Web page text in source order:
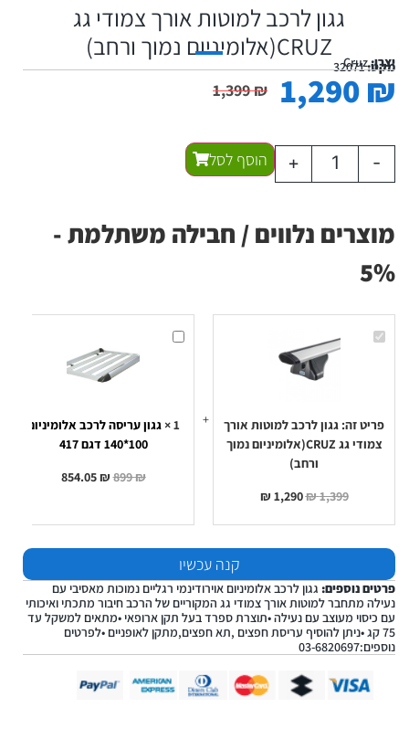
גגון לרכב למוטות אורך צמודי גג
CRUZ(אלומיניום נמוך ורחב)
יצרן:Cruzמקט:32071
1,399₪ 1,290₪
-
+ הוסף לסל
מוצרים נלווים / חבילה משתלמת -
5%
גגון
לרכב
נמוך
פריט זה: גגון לרכב למוטות אורך
צמודי גג CRUZ(אלומיניום נמוך
ורחב)
1,399
₪
1,290
₪
גגון
עריסה
1
×גגון עריסה לרכב אלומיניום
100*140 דגם 417
899₪
854.05₪
קנה עכשיו
פרטים נוספים: גגון לרכב אלומיניום אוירודינמי רגליים נמוכות מאסיבי עם
נעילה מתחבר למוטות אורך צמודי גג המקוריים של הרכב חיבור מתכתי ואיכותי
עם כיסוי מעוצב עם נעילה •תוצרת ספרד בעל תקן ארופאי •מתאים למשקל עד
75 קג •ניתן להוסיף עריסת חפצים ,תא חפצים,מתקן לאופניים •לפרטים
נוספים:03-6820697